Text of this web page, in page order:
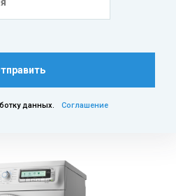
данных. Соглашение